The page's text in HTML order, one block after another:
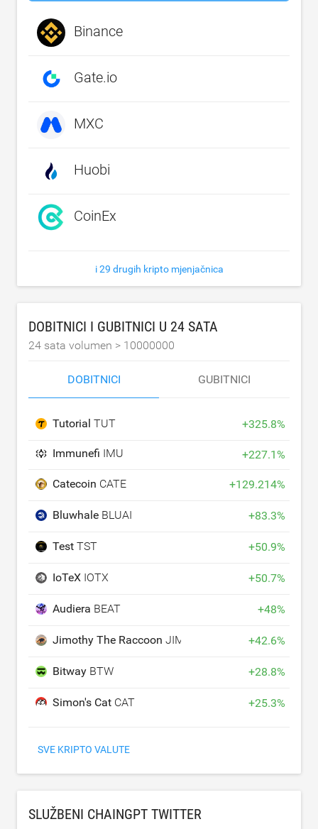
Binance
Gate.io
MXC
Huobi
CoinEx
i 29 drugih kripto mjenjačnica
DOBITNICI I GUBITNICI U 24 SATA
24 sata volumen > 10000000
DOBITNICI GUBITNICI
Tutorial TUT +325.8%
Immunefi IMU +227.1%
Catecoin CATE +129.214%
Bluwhale BLUAI +83.3%
Test TST +50.9%
IoTeX IOTX +50.7%
Audiera BEAT +48%
Jimothy The Raccoon JIMOTHY +42.6%
Bitway BTW +28.8%
Simon's Cat CAT +25.3%
SVE KRIPTO VALUTE
SLUŽBENI CHAINGPT TWITTER